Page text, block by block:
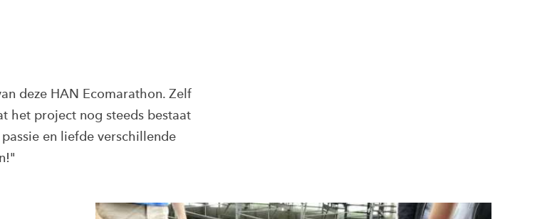
deze HAN Ecomarathon. Zelf
het project nog steeds bestaat
en liefde verschillende